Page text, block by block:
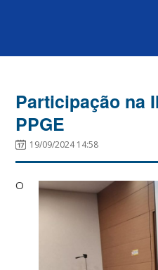
Participação na
PPGE
19/09/2024 14:58
O